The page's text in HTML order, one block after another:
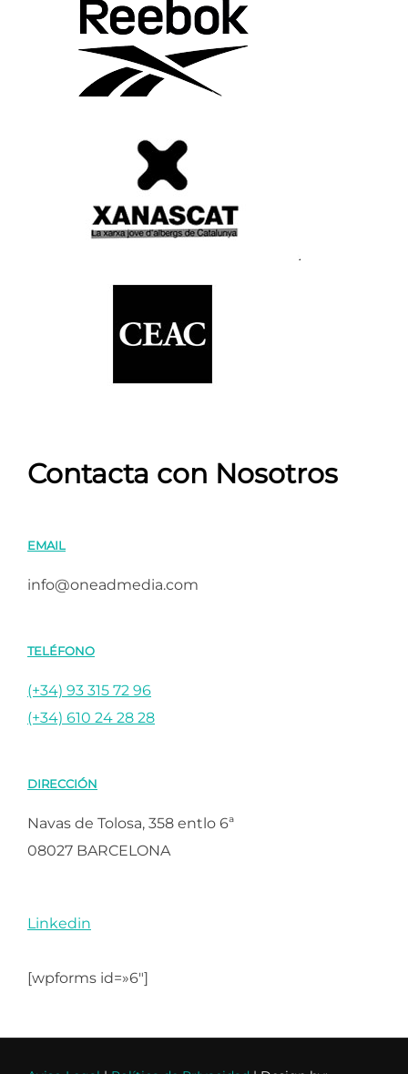
Contacta con Nosotros
EMAIL
info@oneadmedia.com
TELÉFONO
(+34) 93 315 72 96
(+34) 610 24 28 28
DIRECCIÓN
Navas de Tolosa, 358 entlo 6ª
08027 BARCELONA
Linkedin
[wpforms id=»6″]